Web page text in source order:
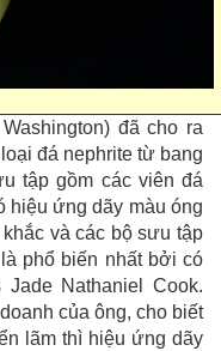
đã cho ra
đá nephrite từ bang
tập gồm các viên đá
hiệu ứng dãy màu óng
và các bộ sưu tập
phổ biến nhất bởi có
Nathaniel Cook.
của ông, cho biết
lãm thì hiệu ứng dãy